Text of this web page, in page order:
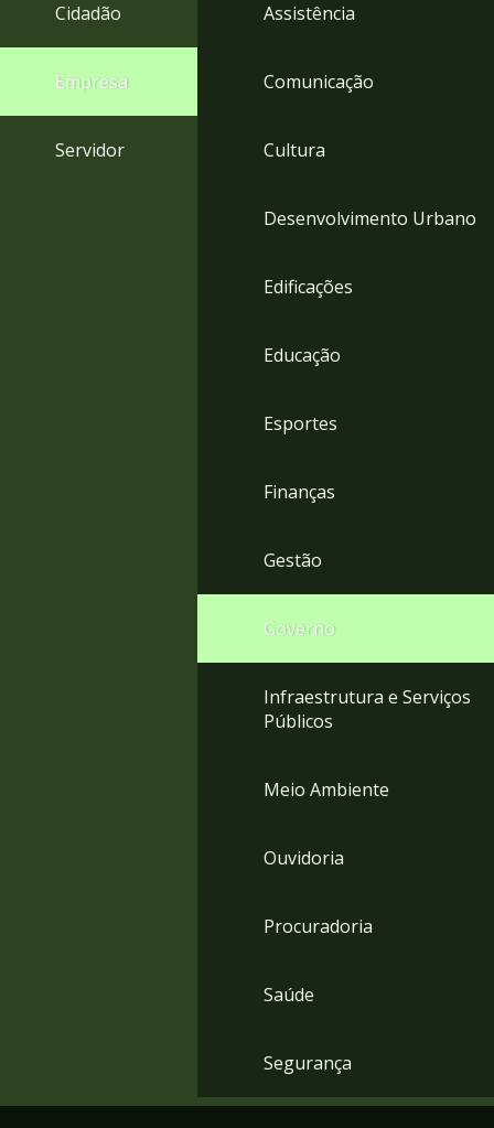
Cidadão
Empresa
Servidor
Assistência
Comunicação
Cultura
Desenvolvimento Urbano
Edificações
Educação
Esportes
Finanças
Gestão
Governo
Infraestrutura e Serviços
Públicos
Meio Ambiente
Ouvidoria
Procuradoria
Saúde
Segurança